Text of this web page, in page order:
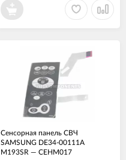
Сенсорная панель СВЧ
SAMSUNG DE34-00111A
M193SR — СЕНМ017